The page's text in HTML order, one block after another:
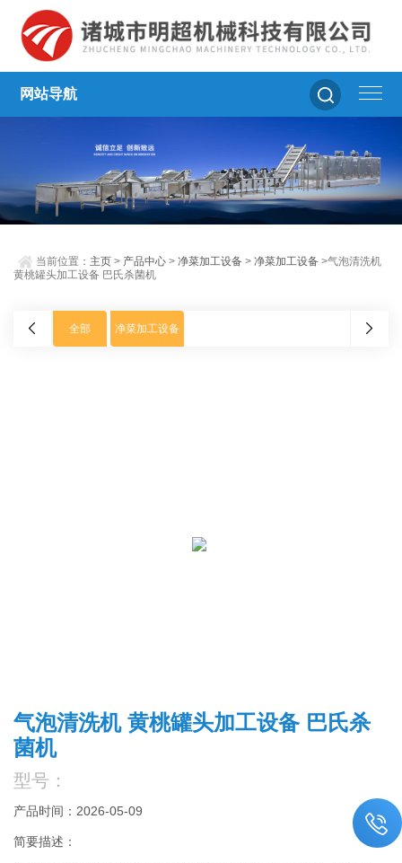
网站导航
当前位置： 主页 > 产品中心 >净菜加工设备 >净菜加工设备 >气泡清洗机
黄桃罐头加工设备 巴氏杀菌机
全部 净菜加工设备
气泡清洗机 黄桃罐头加工设备 巴氏杀
菌机
型号：
产品时间：2026-05-09
简要描述：